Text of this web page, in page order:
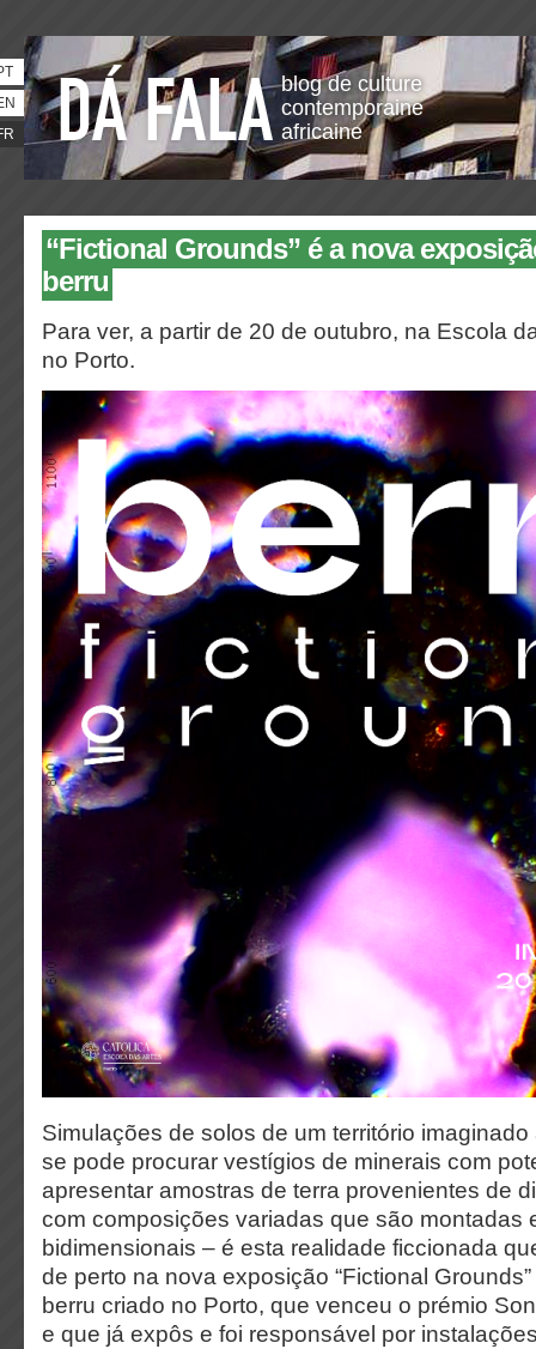
blog de culture
contemporaine
africaine
“Fictional Grounds” é a nova
berru
Para ver, a partir de 20 de outubro, na Escola
no Porto.
Simulações de solos de um território
se pode procurar vestígios de minerais com
apresentar amostras de terra provenientes de
com composições variadas que são montadas
bidimensionais – é esta realidade ficcionada
de perto na nova exposição “Fictional
berru criado no Porto, que venceu o prémio
e que já expôs e foi responsável por